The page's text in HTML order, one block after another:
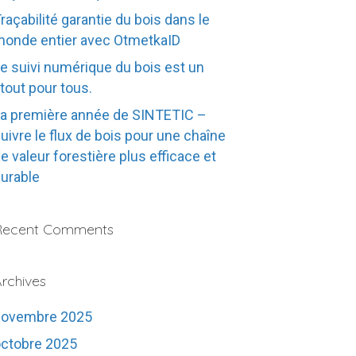
garantie du bois dans le
entier avec OtmetkaID
suivi numérique du bois est un
pour tous.
première année de SINTETIC –
le flux de bois pour une chaîne
valeur forestière plus efficace et
Comments
2025
2025